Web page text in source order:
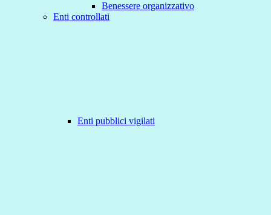
Benessere organizzativo
Enti controllati
Enti pubblici vigilati